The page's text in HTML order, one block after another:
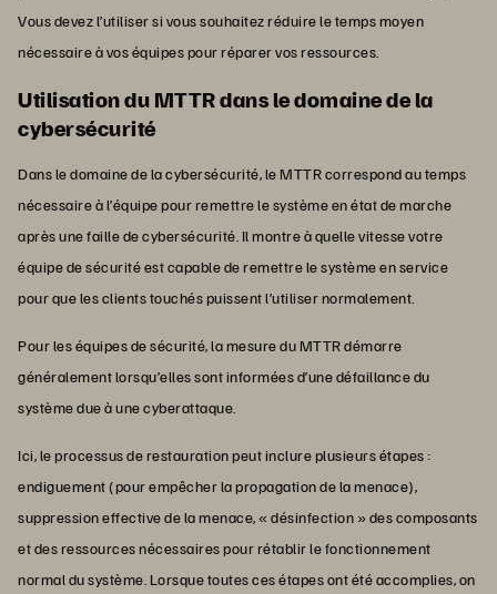
Vous devez l’utiliser si vous souhaitez réduire le temps moyen
nécessaire à vos équipes pour réparer vos ressources.
Utilisation du MTTR dans le domaine de la
cybersécurité
Dans le domaine de la cybersécurité, le MTTR correspond au temps
nécessaire à l’équipe pour remettre le système en état de marche
après une faille de cybersécurité. Il montre à quelle vitesse votre
équipe de sécurité est capable de remettre le système en service
pour que les clients touchés puissent l’utiliser normalement.
Pour les équipes de sécurité, la mesure du MTTR démarre
généralement lorsqu’elles sont informées d’une défaillance du
système due à une cyberattaque.
Ici, le processus de restauration peut inclure plusieurs étapes :
endiguement (pour empêcher la propagation de la menace),
suppression effective de la menace, « désinfection » des composants
et des ressources nécessaires pour rétablir le fonctionnement
normal du système. Lorsque toutes ces étapes ont été accomplies, on